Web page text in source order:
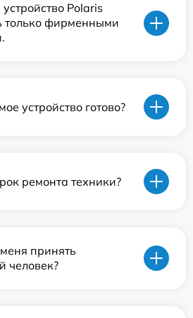
Polaris
только фирменными
устройство готово?
ремонта техники?
принять
человек?